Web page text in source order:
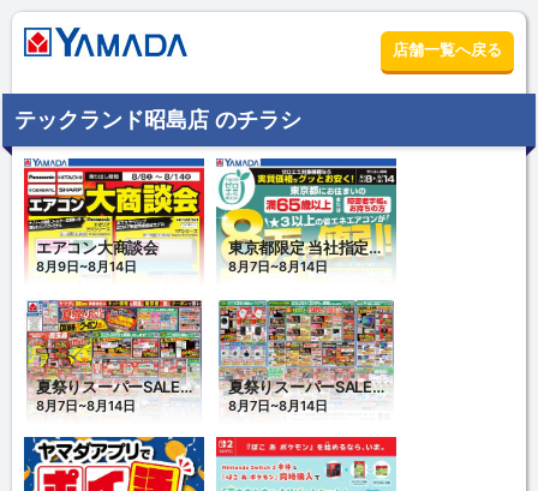
店舗一覧へ戻る
テックランド昭島店 のチラシ